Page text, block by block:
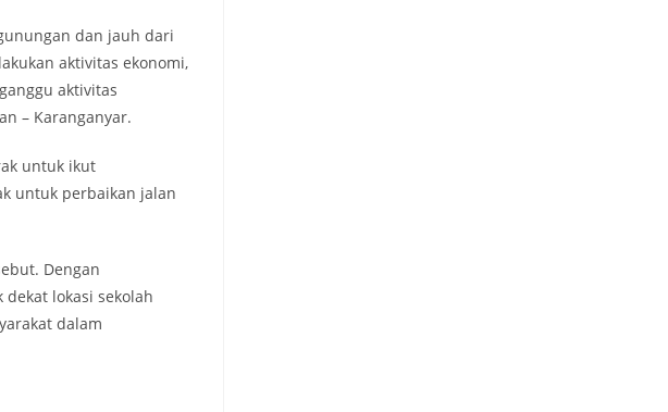
dan jauh dari
aktivitas ekonomi,
aktivitas
– Karanganyar.
untuk ikut
untuk perbaikan jalan
Dengan
lokasi sekolah
dalam